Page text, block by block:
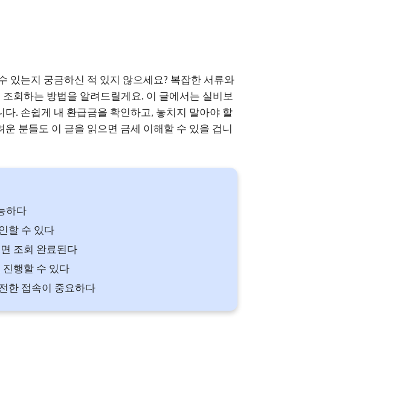
있는지 궁금하신 적 있지 않으세요? 복잡한 서류와
회하는 방법을 알려드릴게요. 이 글에서는 실비보
. 손쉽게 내 환급금을 확인하고, 놓치지 말아야 할
분들도 이 글을 읽으면 금세 이해할 수 있을 겁니
하다
할 수 있다
조회 완료된다
행할 수 있다
한 접속이 중요하다